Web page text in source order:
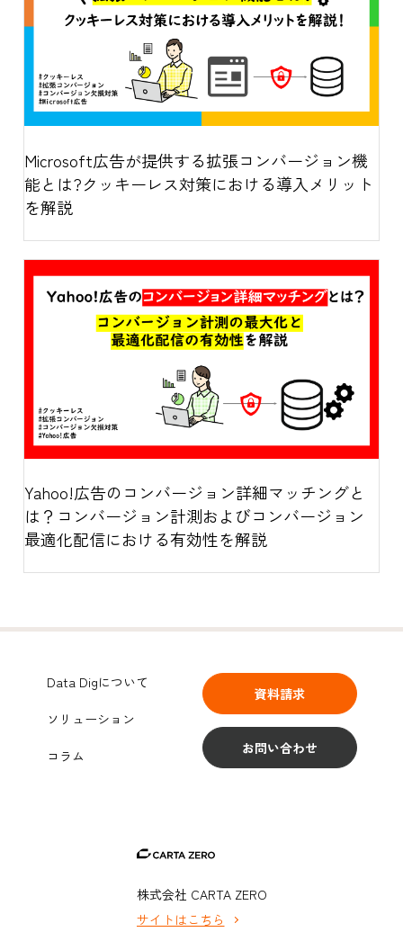
Microsoft広告が提供する拡張コンバージョン機
能とは?クッキーレス対策における導入メリット
を解説
Yahoo!広告のコンバージョン詳細マッチングと
は？コンバージョン計測およびコンバージョン
最適化配信における有効性を解説
Data Digについて
ソリューション
コラム
資料請求
お問い合わせ
株式会社 CARTA ZERO
サイトはこちら